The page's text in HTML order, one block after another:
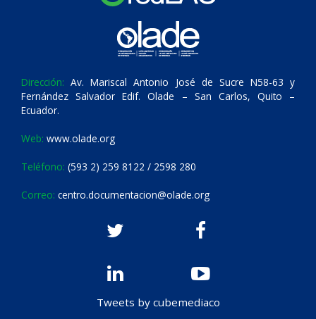
Dirección: Av. Mariscal Antonio José de Sucre N58-63 y
Fernández Salvador Edif. Olade – San Carlos, Quito –
Ecuador.
Web: www.olade.org
Teléfono: (593 2) 259 8122 / 2598 280
Correo: centro.documentacion@olade.org
Tweets by cubemediaco